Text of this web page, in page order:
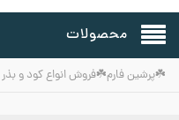
محصولات
☘️پرشین فارم☘️فروش انواع کود و بذر